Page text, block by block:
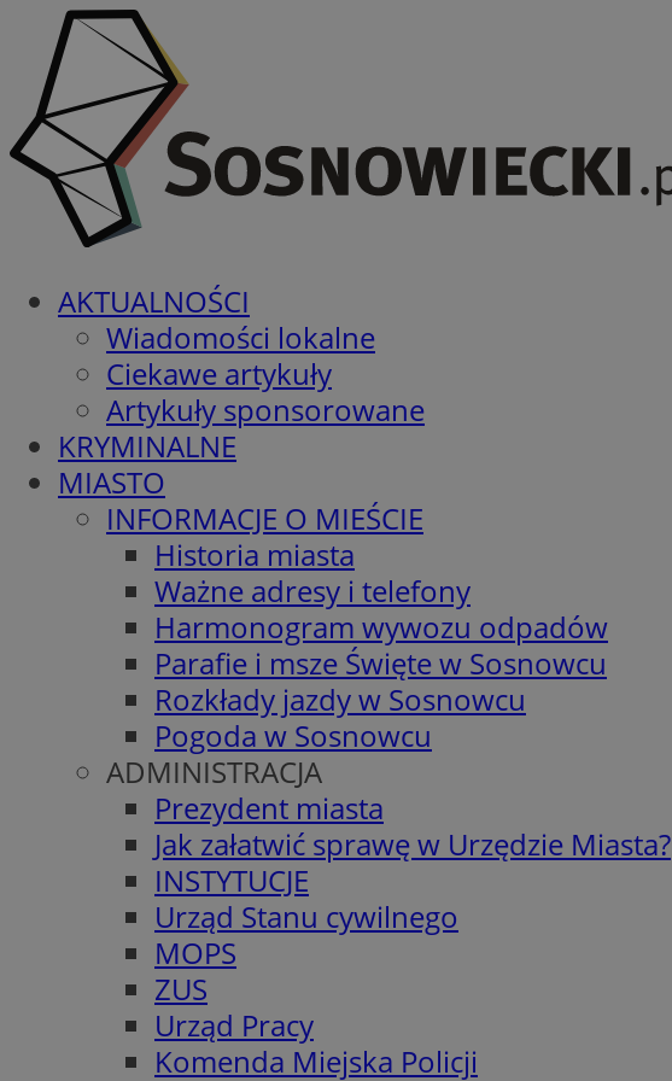
AKTUALNOŚCI
Wiadomości lokalne
Ciekawe artykuły
Artykuły sponsorowane
KRYMINALNE
MIASTO
INFORMACJE O MIEŚCIE
Historia miasta
Ważne adresy i telefony
Harmonogram wywozu odpadów
Parafie i msze Święte w Sosnowcu
Rozkłady jazdy w Sosnowcu
Pogoda w Sosnowcu
ADMINISTRACJA
Prezydent miasta
Jak załatwić sprawę w Urzędzie Miasta?
INSTYTUCJE
Urząd Stanu cywilnego
MOPS
ZUS
Urząd Pracy
Komenda Miejska Policji